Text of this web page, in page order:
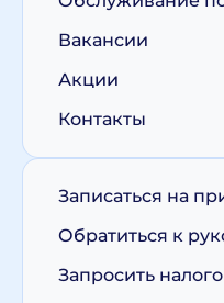
Вакансии
Акции
Контакты
Записаться на
Обратиться к
Запросить